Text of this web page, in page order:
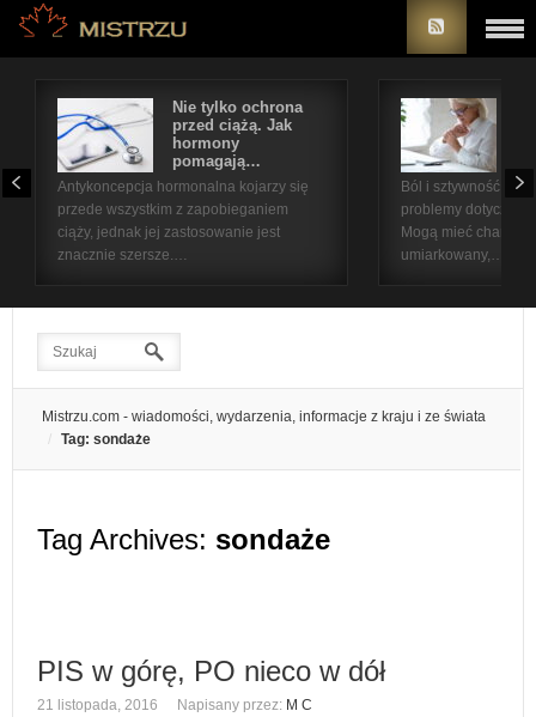
Nie tylko ochrona
przed ciążą. Jak
hormony
pomagają…
Antykoncepcja hormonalna kojarzy się
przede wszystkim z zapobieganiem
ciąży, jednak jej zastosowanie jest
znacznie szersze.…
Ból i sztywność
problemy
Mogą mieć
umiarkowany,…
Mistrzu.com - wiadomości, wydarzenia, informacje z kraju i ze świata
Tag: sondaże
Tag Archives: sondaże
PIS w górę, PO nieco w dół
21 listopada, 2016 Napisany przez: M C